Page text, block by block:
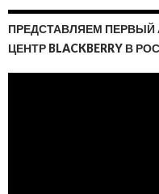
ПРЕДСТАВЛЯЕМ
ЦЕНТР BLACKBERRY В